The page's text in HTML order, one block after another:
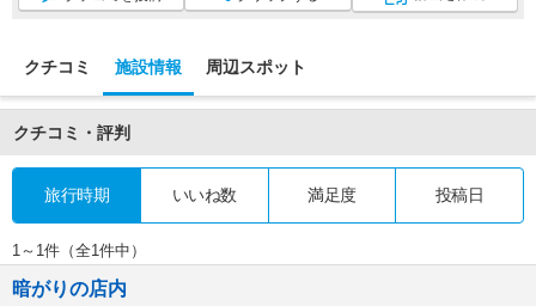
クチコミ 施設情報 周辺スポット
クチコミ・評判
旅行時期 いいね数 満足度 投稿日
1～1件（全1件中）
暗がりの店内